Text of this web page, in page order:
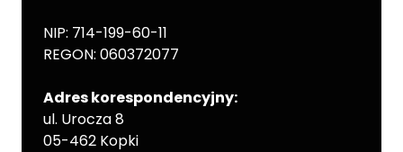
NIP: 714-199-60-11
REGON: 060372077
Adres korespondencyjny:
ul. Urocza 8
05-462 Kopki